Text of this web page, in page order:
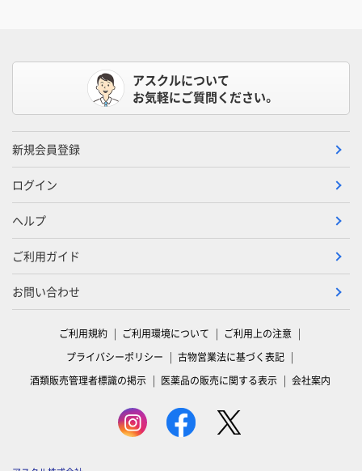
アスクルについて
お気軽にご質問ください。
新規会員登録
ログイン
ヘルプ
ご利用ガイド
お問い合わせ
ご利用規約 ご利用環境について
ご利用上の注意
プライバシーポリシー
古物営業法に基づく表記
酒類販売管理者標識の掲示
医薬品の販売に関する表示 会社案内